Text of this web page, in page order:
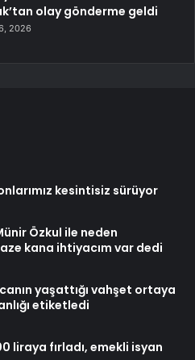
olay gönderme geldi
2026
kesintisiz sürüyor
Özkul ile neden
kana ihtiyacım var dedi
yaşattığı vahşet ortaya
etiketledi
liraya fırladı, emekli isyan